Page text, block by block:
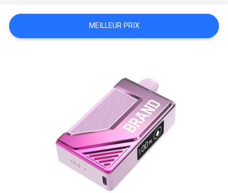
DEMANDEZ
UNE
PRIVACY
MEILLEUR PRIX